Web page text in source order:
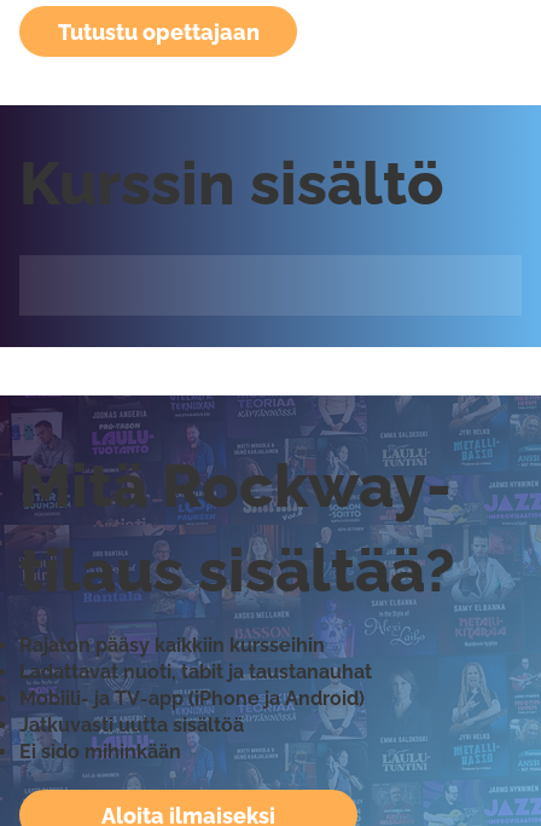
Tutustu opettajaan
Kurssin sisältö
Aloita ilmaiseksi
Mitä Rockway-
tilaus sisältää?
Rajaton pääsy kaikkiin kursseihin
Ladattavat nuoti, tabit ja taustanauhat
Mobiili- ja TV-app (iPhone ja Android)
Jatkuvasti uutta sisältöä
Ei sido mihinkään